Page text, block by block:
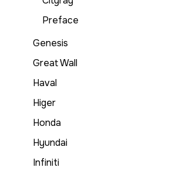
Preface
Genesis
Great Wall
Haval
Higer
Honda
Hyundai
Infiniti